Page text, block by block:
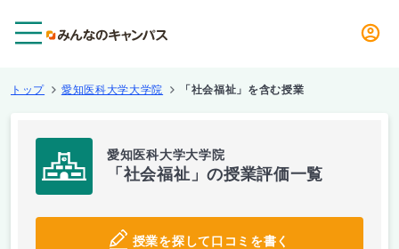
トップ 愛知医科大学大学院 「社会福祉」を含む授業
愛知医科大学大学院
「社会福祉」の授業評価一覧
授業を探して口コミを書く